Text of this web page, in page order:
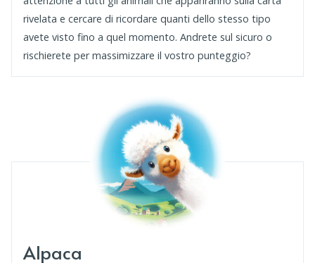
rivelata e cercare di ricordare quanti dello stesso tipo
avete visto fino a quel momento. Andrete sul sicuro o
rischierete per massimizzare il vostro punteggio?
Alpaca